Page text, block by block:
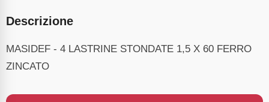
Descrizione
MASIDEF - 4 LASTRINE STONDATE 1,5 X 60 FERRO
ZINCATO